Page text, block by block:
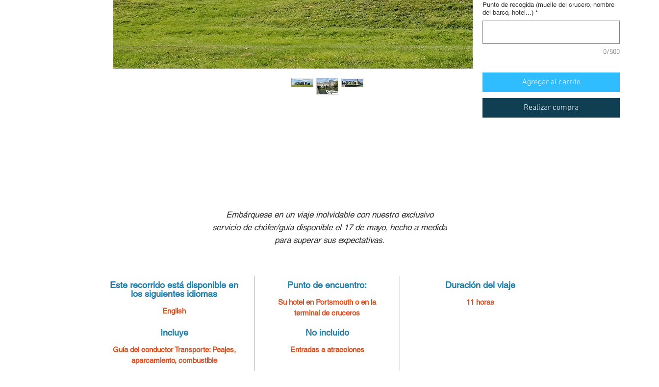
Punto de recogida (muelle del crucero, nombre
del barco, hotel...) *
0/500
Agregar al carrito
Realizar compra
Embárquese en un viaje inolvidable con nuestro exclusivo
servicio de chófer/guía disponible el 17 de mayo, hecho a medida
para superar sus expectativas.
Portsmouth, preparando el escenario para un día épico por
delante.
🌳 10:30 AM: Atraviesa la pintoresca campiña inglesa de camino
al emblemático Stonehenge, donde te esperan misterios
ancestrales. Tómese su tiempo para explorar esta maravilla
de curiosidades.
Este recorrido está disponible en
los siguientes idiomas
English
Punto de encuentro:
Su hotel en Portsmouth o en la
terminal de cruceros
Duración del viaje
11 horas
Incluye
Guía del conductor Transporte: Peajes,
aparcamiento, combustible
No incluido
Entradas a atracciones